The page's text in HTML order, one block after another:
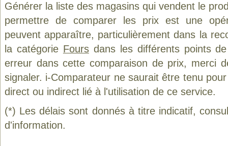
Générer la liste des magasins qui vendent le
permettre de comparer les prix est une
peuvent apparaître, particulièrement dans la
la catégorie Foursdans les différents points
erreur dans cette comparaison de prix, merci
signaler. i-Comparateur ne saurait être tenu
direct ou indirect lié à l'utilisation de ce service.
(*) Les délais sont donnés à titre indicatif,
d'information.